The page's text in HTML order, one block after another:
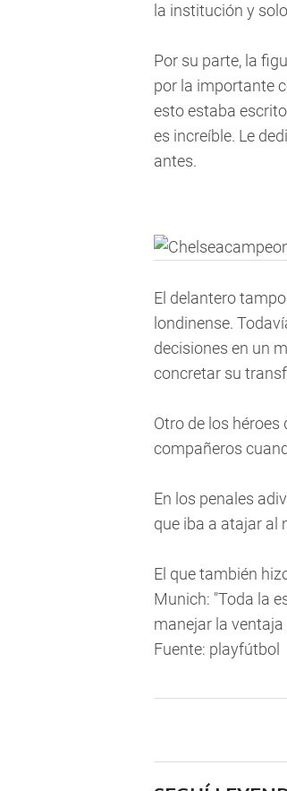
la institución y
Por su parte, la
por la importante
esto estaba
es increíble. Le
antes.
El delantero
londinense.
decisiones en un
concretar su
Otro de los héroes
compañeros
En los penales
que iba a atajar al
El que también
Munich: "Toda la
manejar la
Fuente: playfútbol